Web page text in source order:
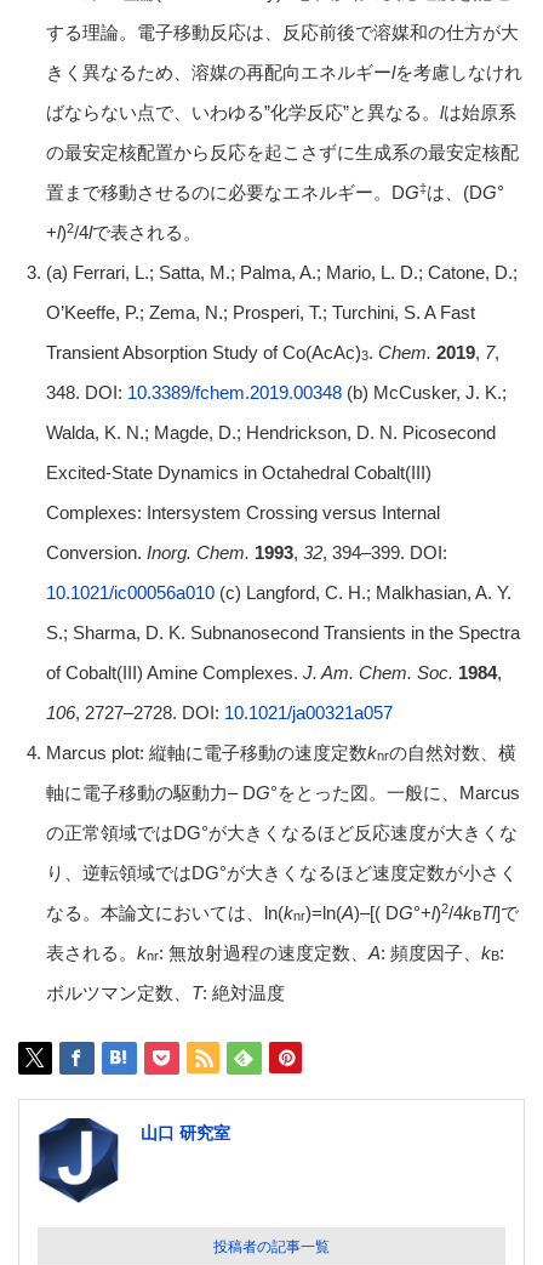
する理論。電子移動反応は、反応前後で溶媒和の仕方が大
きく異なるため、溶媒の再配向エネルギーlを考慮しなけれ
ばならない点で、いわゆる”化学反応”と異なる。 lは始原系
の最安定核配置から反応を起こさずに生成系の最安定核配
置まで移動させるのに必要なエネルギー。DG‡は、(DG°
+l)2/4lで表される。
(a) Ferrari, L.; Satta, M.; Palma, A.; Mario, L. D.; Catone, D.;
O’Keeffe, P.; Zema, N.; Prosperi, T.; Turchini, S. A Fast
Transient Absorption Study of Co(AcAc)3. Chem. 2019, 7,
348. DOI: 10.3389/fchem.2019.00348(b) McCusker, J. K.;
Walda, K. N.; Magde, D.; Hendrickson, D. N. Picosecond
Excited-State Dynamics in Octahedral Cobalt(III)
Complexes: Intersystem Crossing versus Internal
Conversion. Inorg. Chem. 1993, 32, 394–399. DOI:
10.1021/ic00056a010(c) Langford, C. H.; Malkhasian, A. Y.
S.; Sharma, D. K. Subnanosecond Transients in the Spectra
of Cobalt(III) Amine Complexes. J. Am. Chem. Soc. 1984,
106, 2727–2728. DOI: 10.1021/ja00321a057
Marcus plot: 縦軸に電子移動の速度定数knrの自然対数、横
軸に電子移動の駆動力– DG°をとった図。一般に、Marcus
の正常領域ではDG°が大きくなるほど反応速度が大きくな
り、逆転領域ではDG°が大きくなるほど速度定数が小さく
なる。本論文においては、ln(knr)=ln(A)–[( DG°+l)2/4kBTl]で
表される。 knr: 無放射過程の速度定数、 A: 頻度因子、 kB:
ボルツマン定数、 T: 絶対温度
山口 研究室
投稿者の記事一覧